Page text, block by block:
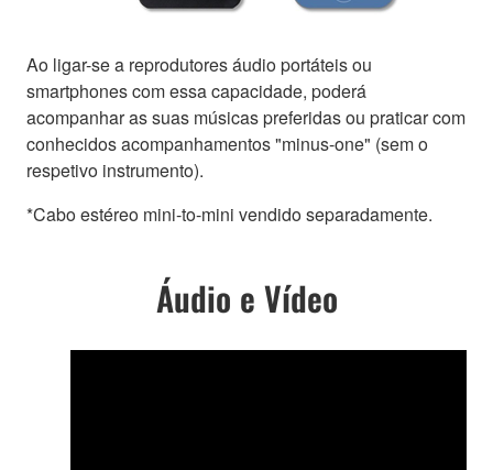
Ao ligar-se a reprodutores áudio portáteis ou
smartphones com essa capacidade, poderá
acompanhar as suas músicas preferidas ou praticar com
conhecidos acompanhamentos "minus-one" (sem o
respetivo instrumento).
*Cabo estéreo mini-to-mini vendido separadamente.
Áudio e Vídeo